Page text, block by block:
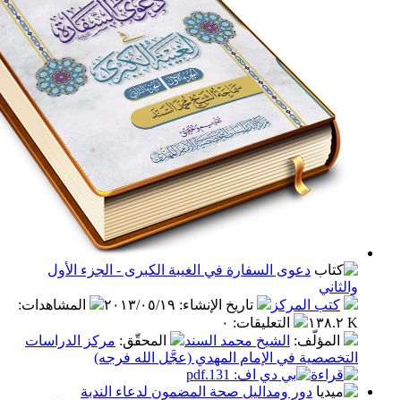
دعوى السفارة في الغيبة الكبرى - الجزء الأول
المركز
تاريخ الإنشاء :٢٠١٣/٠٥/١٩ المشاهدات:
التعليقات:٠
الشيخ محمد السند المحقّق:مركز الدراسات
في الإمام المهدي (عجَّل الله فرجه)
دور ومداليل صحة المضمون لدعاء الندبة